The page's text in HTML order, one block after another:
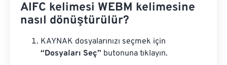
AIFC kelimesi WEBM kelimesine
nasıl dönüştürülür?
KAYNAK dosyalarınızı seçmek için
“Dosyaları Seç” butonuna tıklayın.